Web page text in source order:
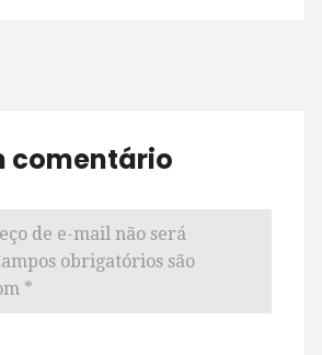
comentário
de e-mail não será
obrigatórios são
*